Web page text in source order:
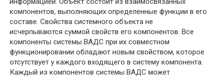
компонентов, выполняющих определенные функции в его
составе. Свойства системного объекта не
исчерпываются суммой свойств его компонентов. Все
компоненты системы ВАДС при их совместном
функционировании обладают новым свойством, которое
отсутствует у каждого входящего в систему компонента.
Каждый из компонентов системы ВАДС может